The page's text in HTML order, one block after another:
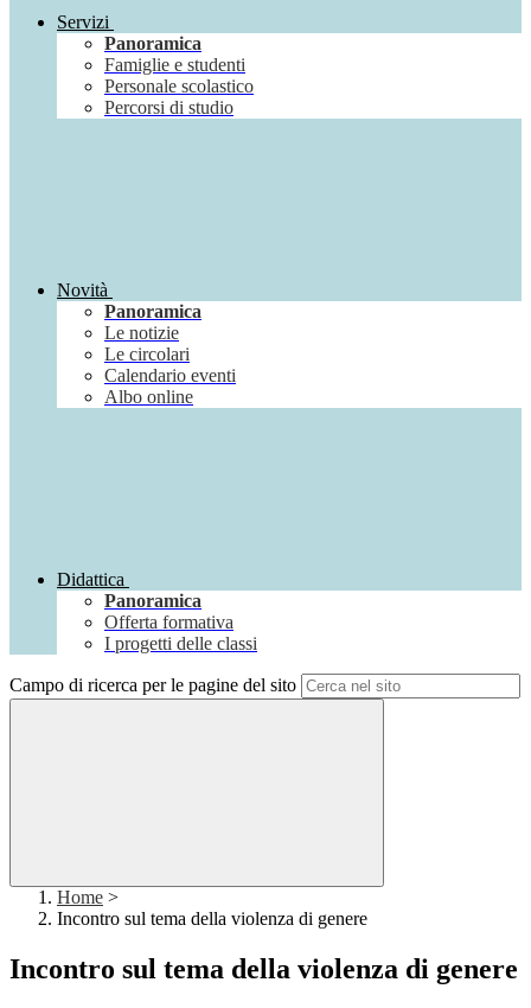
Servizi
Panoramica
Famiglie e studenti
Personale scolastico
Percorsi di studio
Novità
Panoramica
Le notizie
Le circolari
Calendario eventi
Albo online
Didattica
Panoramica
Offerta formativa
I progetti delle classi
Campo di ricerca per le pagine del sito
Home >
Incontro sul tema della violenza di genere
Incontro sul tema della violenza di genere